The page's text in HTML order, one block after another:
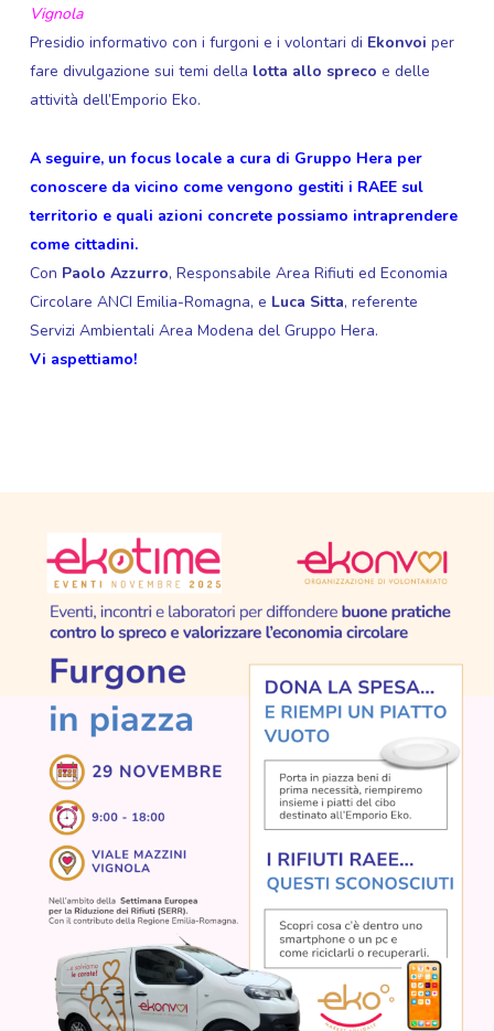
Vignola
Presidio informativo con i furgoni e i volontari di Ekonvoi per
fare divulgazione sui temi della lotta allo spreco e delle
attività dell’Emporio Eko.
A seguire, un focus locale a cura di Gruppo Hera per
conoscere da vicino come vengono gestiti i RAEE sul
territorio e quali azioni concrete possiamo intraprendere
come cittadini.
Con Paolo Azzurro, Responsabile Area Rifiuti ed Economia
Circolare ANCI Emilia-Romagna, e Luca Sitta, referente
Servizi Ambientali Area Modena del Gruppo Hera.
Vi aspettiamo!